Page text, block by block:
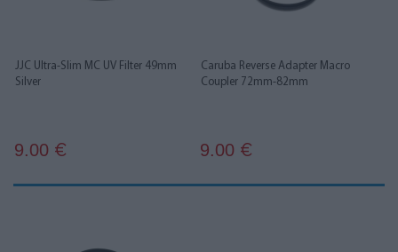
JJC Ultra-Slim MC UV Filter 49mm
Silver
9.00 €
Caruba Reverse Adapter Macro
Coupler 72mm-82mm
9.00 €